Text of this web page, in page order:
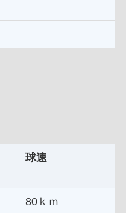
球速
80ｋｍ